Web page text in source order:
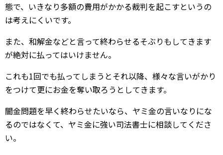
態で、いきなり多額の費用がかかる裁判を起こすというの
は考えにくいです。
また、和解金などと言って終わらせるそぶりもしてきます
が絶対に払ってはいけません。
これも1回でも払ってしまうとそれ以降、様々な言いがかり
をつけて更にお金を奪い取ろうとしてきます。
闇金問題を早く終わらせたいなら、ヤミ金の言いなりにな
るのではなくて、ヤミ金に強い司法書士に相談してくださ
い。